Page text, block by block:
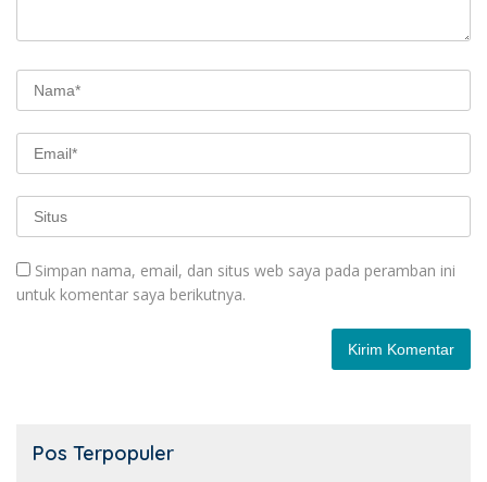
Simpan nama, email, dan situs web saya pada peramban ini
untuk komentar saya berikutnya.
Pos Terpopuler